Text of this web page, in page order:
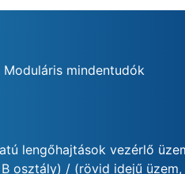
mindentudók
lengőhajtások vezérlő
osztály) / (rövid idejű